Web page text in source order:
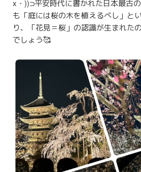
x・))⊃平安時代に書かれた日本最古
も「庭には桜の木を植えるべし」と
り、「花見＝桜」の認識が生まれた
でしょう🥰